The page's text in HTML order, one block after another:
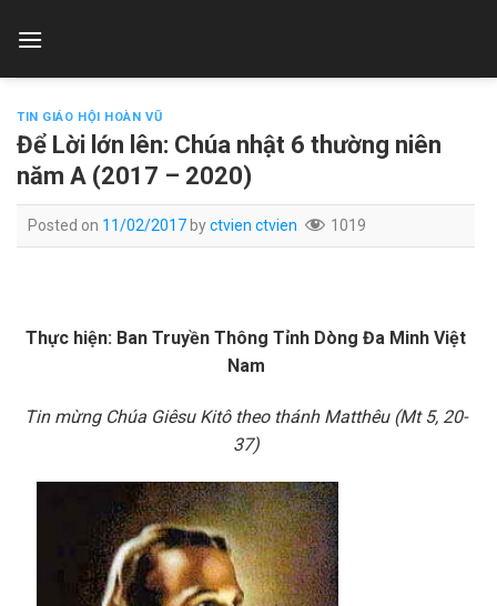
TIN GIÁO HỘI HOÀN VŨ
Để Lời lớn lên: Chúa nhật 6 thường niên
năm A (2017 – 2020)
Posted on 11/02/2017byctvien ctvien 1019
Thực hiện: Ban Truyền Thông Tỉnh Dòng Đa Minh Việt
Nam
Tin mừng Chúa Giêsu Kitô theo thánh Matthêu (Mt 5, 20-
37)